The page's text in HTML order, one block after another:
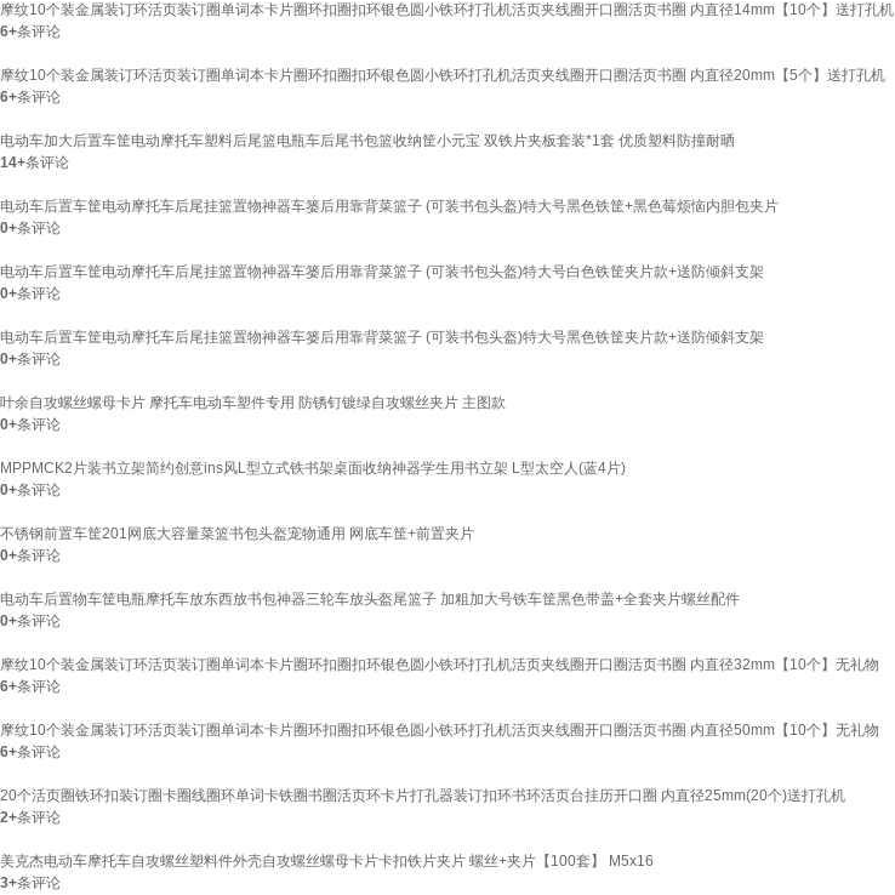
摩纹10个装金属装订环活页装订圈单词本卡片圈环扣圈扣环银色圆小铁环打孔机活页夹线圈开口圈活页书圈 内直径14mm【10个】送打孔机
6+条评论
摩纹10个装金属装订环活页装订圈单词本卡片圈环扣圈扣环银色圆小铁环打孔机活页夹线圈开口圈活页书圈 内直径20mm【5个】送打孔机
6+条评论
电动车加大后置车筐电动摩托车塑料后尾篮电瓶车后尾书包篮收纳筐小元宝 双铁片夹板套装*1套 优质塑料防撞耐晒
14+条评论
电动车后置车筐电动摩托车后尾挂篮置物神器车篓后用靠背菜篮子 (可装书包头盔)特大号黑色铁筐+黑色莓烦恼内胆包夹片
0+条评论
电动车后置车筐电动摩托车后尾挂篮置物神器车篓后用靠背菜篮子 (可装书包头盔)特大号白色铁筐夹片款+送防倾斜支架
0+条评论
电动车后置车筐电动摩托车后尾挂篮置物神器车篓后用靠背菜篮子 (可装书包头盔)特大号黑色铁筐夹片款+送防倾斜支架
0+条评论
叶余自攻螺丝螺母卡片 摩托车电动车塑件专用 防锈钉镀绿自攻螺丝夹片 主图款
0+条评论
MPPMCK2片装书立架简约创意ins风L型立式铁书架桌面收纳神器学生用书立架 L型太空人(蓝4片)
0+条评论
不锈钢前置车筐201网底大容量菜篮书包头盔宠物通用 网底车筐+前置夹片
0+条评论
电动车后置物车筐电瓶摩托车放东西放书包神器三轮车放头盔尾篮子 加粗加大号铁车筐黑色带盖+全套夹片螺丝配件
0+条评论
摩纹10个装金属装订环活页装订圈单词本卡片圈环扣圈扣环银色圆小铁环打孔机活页夹线圈开口圈活页书圈 内直径32mm【10个】无礼物
6+条评论
摩纹10个装金属装订环活页装订圈单词本卡片圈环扣圈扣环银色圆小铁环打孔机活页夹线圈开口圈活页书圈 内直径50mm【10个】无礼物
6+条评论
20个活页圈铁环扣装订圈卡圈线圈环单词卡铁圈书圈活页环卡片打孔器装订扣环书环活页台挂历开口圈 内直径25mm(20个)送打孔机
2+条评论
美克杰电动车摩托车自攻螺丝塑料件外壳自攻螺丝螺母卡片卡扣铁片夹片 螺丝+夹片【100套】 M5x16
3+条评论